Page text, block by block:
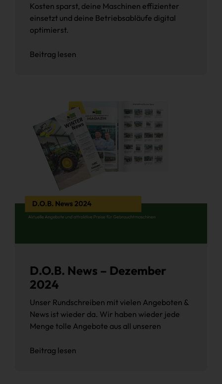
Kosten sparst, deine Maschinen effizienter
einsetzt und deine Betriebsabläufe digital
optimierst.
Beitrag lesen
D.O.B. News – Dezember
2024
Unser Rundschreiben mit vielen Angeboten &
News ist wieder da. Wir haben wieder jede
Menge tolle Angebote aus all unseren
Beitrag lesen